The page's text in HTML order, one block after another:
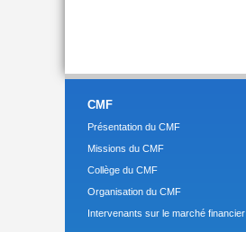
CMF
Présentation du CMF
Missions du CMF
Collège du CMF
Organisation du CMF
Intervenants sur le marché financier